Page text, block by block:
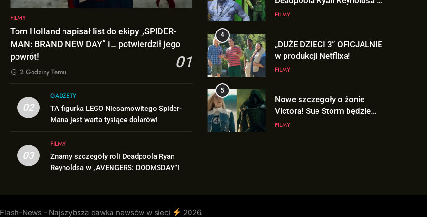
FILMY
Tom Holland napisał list do ekipy „SPIDER-
MAN: BRAND NEW DAY” i… potwierdził jego
powrót!
01
2 Godziny Temu
02
GADŻETY
TA figurka LEGO Niesamowitego Spider-
Mana jest warta tysiące dolarów!
03
FILMY
Znamy szczegóły roli Deadpoola Ryan
Reynoldsa w „AVENGERS: DOOMSDAY”!
„AVENGERS: DOOMSDAY”!
FILMY
4
„DUŻE DZIECI 3” OFICJALNIE
w produkcji Netflixa!
FILMY
5
Nowe szczegoły o żonie
Victora! Sue Storm będzie
miała ważny wątek w
FILMY
Flash-News - Najszybsza dawka newsów w sieci 2026.